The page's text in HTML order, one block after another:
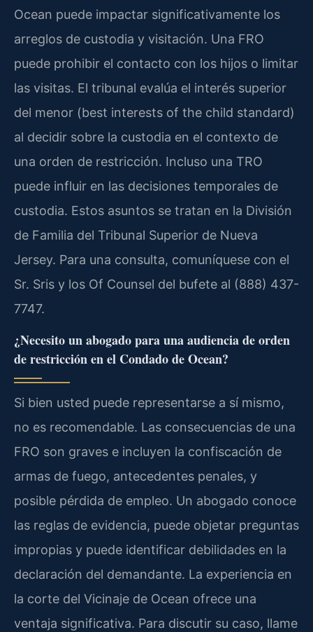
Ocean puede impactar significativamente los
arreglos de custodia y visitación. Una FRO
puede prohibir el contacto con los hijos o limitar
las visitas. El tribunal evalúa el interés superior
del menor (best interests of the child standard)
al decidir sobre la custodia en el contexto de
una orden de restricción. Incluso una TRO
puede influir en las decisiones temporales de
custodia. Estos asuntos se tratan en la División
de Familia del Tribunal Superior de Nueva
Jersey. Para una consulta, comuníquese con el
Sr. Sris y los Of Counsel del bufete al (888) 437-
7747.
¿Necesito un abogado para una audiencia de orden
de restricción en el Condado de Ocean?
Si bien usted puede representarse a sí mismo,
no es recomendable. Las consecuencias de una
FRO son graves e incluyen la confiscación de
armas de fuego, antecedentes penales, y
posible pérdida de empleo. Un abogado conoce
las reglas de evidencia, puede objetar preguntas
impropias y puede identificar debilidades en la
declaración del demandante. La experiencia en
la corte del Vicinaje de Ocean ofrece una
ventaja significativa. Para discutir su caso, llame